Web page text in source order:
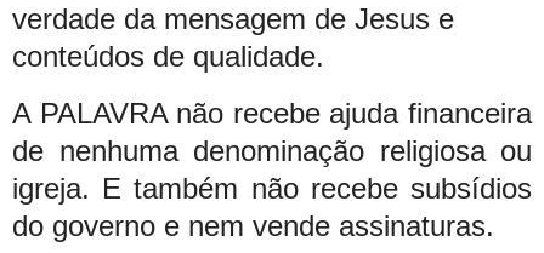
verdade da mensagem de Jesus e
conteúdos de qualidade.
A PALAVRA não recebe ajuda financeira
de nenhuma denominação religiosa ou
igreja. E também não recebe subsídios
do governo e nem vende assinaturas.